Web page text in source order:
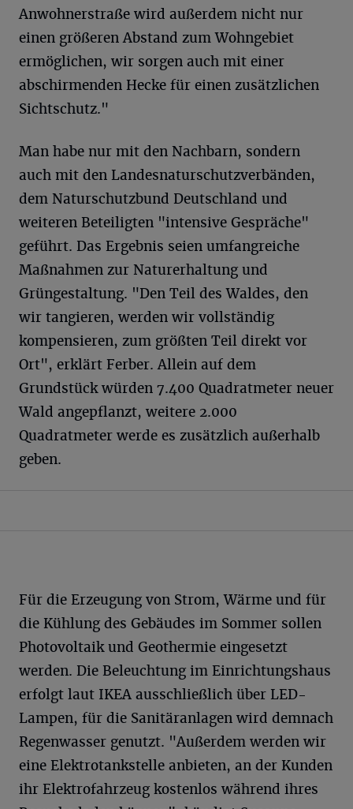
Anwohnerstraße wird außerdem nicht nur
einen größeren Abstand zum Wohngebiet
ermöglichen, wir sorgen auch mit einer
abschirmenden Hecke für einen zusätzlichen
Sichtschutz."
Man habe nur mit den Nachbarn, sondern
auch mit den Landesnaturschutzverbänden,
dem Naturschutzbund Deutschland und
weiteren Beteiligten "intensive Gespräche"
geführt. Das Ergebnis seien umfangreiche
Maßnahmen zur Naturerhaltung und
Grüngestaltung. "Den Teil des Waldes, den
wir tangieren, werden wir vollständig
kompensieren, zum größten Teil direkt vor
Ort", erklärt Ferber. Allein auf dem
Grundstück würden 7.400 Quadratmeter neuer
Wald angepflanzt, weitere 2.000
Quadratmeter werde es zusätzlich außerhalb
geben.
Für die Erzeugung von Strom, Wärme und für
die Kühlung des Gebäudes im Sommer sollen
Photovoltaik und Geothermie eingesetzt
werden. Die Beleuchtung im Einrichtungshaus
erfolgt laut IKEA ausschließlich über LED-
Lampen, für die Sanitäranlagen wird demnach
Regenwasser genutzt. "Außerdem werden wir
eine Elektrotankstelle anbieten, an der Kunden
ihr Elektrofahrzeug kostenlos während ihres